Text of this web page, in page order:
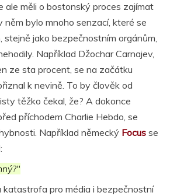
ale měli o bostonský proces zajímat
něm bylo mnoho senzací, které se
stejně jako bezpečnostním orgánům,
Například Džochar Carnajev,
ze sta procent, se na začátku
k nevině. To by člověk od
těžko čekal, že? A dokonce
příchodem Charlie Hebdo, se
Například německý Focus se
katastrofa pro média i bezpečnostní